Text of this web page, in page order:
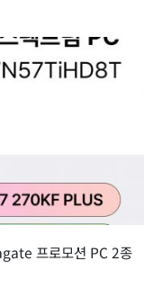
프로모션 PC 2종